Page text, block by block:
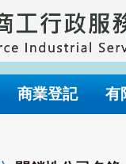
商業登記 有